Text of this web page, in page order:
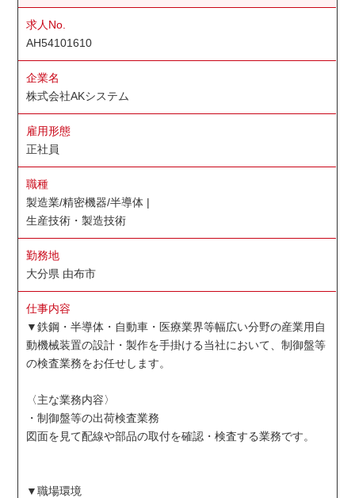
求人No.
AH54101610
企業名
株式会社AKシステム
雇用形態
正社員
職種
製造業/精密機器/半導体 |
生産技術・製造技術
勤務地
大分県 由布市
仕事内容
▼鉄鋼・半導体・自動車・医療業界等幅広い分野の産業用自
動機械装置の設計・製作を手掛ける当社において、制御盤等
の検査業務をお任せします。
〈主な業務内容〉
・制御盤等の出荷検査業務
図面を見て配線や部品の取付を確認・検査する業務です。
▼職場環境